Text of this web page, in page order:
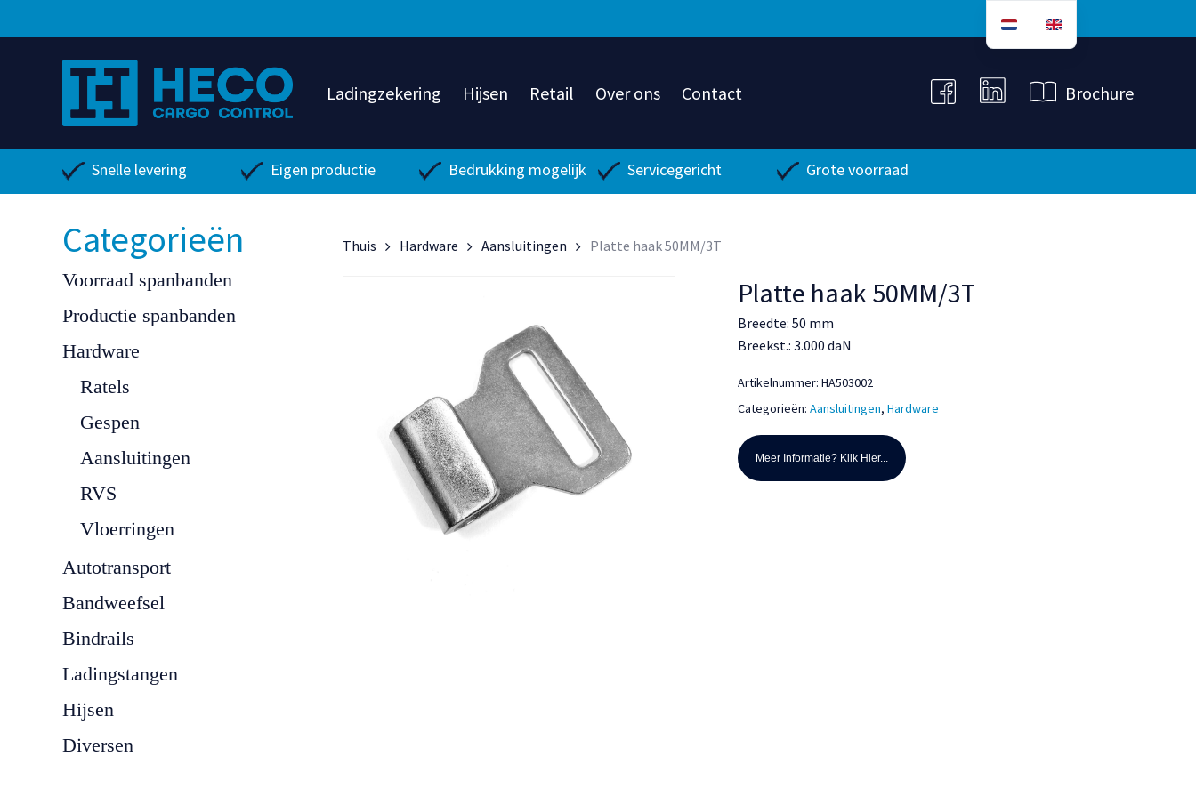
Ladingzekering Hijsen Retail Over ons Contact Brochure
Snelle levering Eigen productie Bedrukking mogelijk Servicegericht Grote voorraad
Categorieën
Voorraad spanbanden
Productie spanbanden
Hardware
Ratels
Gespen
Aansluitingen
RVS
Vloerringen
Autotransport
Bandweefsel
Bindrails
Ladingstangen
Hijsen
Diversen
Thuis Hardware Aansluitingen Platte haak 50MM/3T
Platte haak 50MM/3T
Breedte: 50 mm
Breekst.: 3.000 daN
Artikelnummer:HA503002
Categorieën:Aansluitingen,Hardware
Meer Informatie? Klik Hier...